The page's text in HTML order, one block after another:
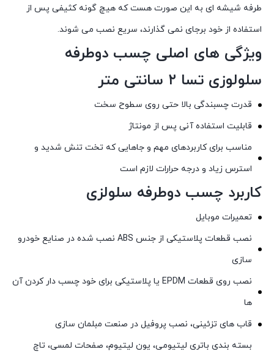
طرفه شیشه ای به این صورت هست که هیچ گونه کثیفی پس از
استفاده از خود برجای نمی گذارند، سریع نصب می شوند.
ویژگی های اصلی چسب دوطرفه
سلولوزی تسا ۲ سانتی متر
قدرت چسبندگی بالا حتی روی سطوح سخت
قابلیت استفاده آنی پس از مونتاژ
مناسب برای کاربردهای مهم و جاهایی که تخت تنش شدید و
استرس زیاد و درجه حرارات لازم است
کاربرد چسب دوطرفه سلولزی
تعمیرات موبایل
نصب قطعات پلاستیکی از جنس ABS نصب شده در صنایع خودرو
سازی
نصب روی قطعات EPDM یا پلاستیکی برای خود چسب دار کردن آن
ها
قاب های تزئینی، نصب پروفیل در صنعت مبلمان سازی
بسته بندی باتری لیتیومی، یون لیتیوم، صفحات لمسی، تاچ